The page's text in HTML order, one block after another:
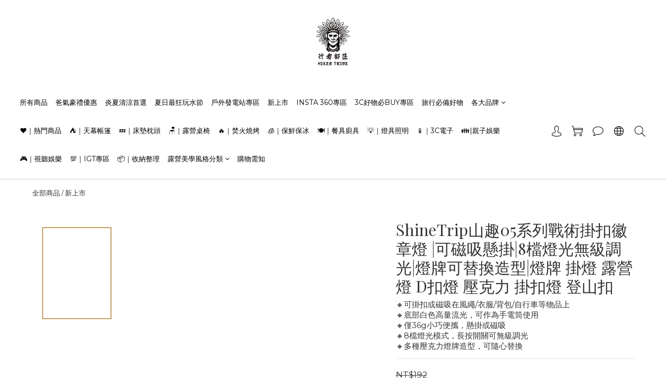
所有商品 爸氣豪禮優惠 炎夏清涼首選 夏日最狂玩水節 戶外發電站專區 新上市 INSTA 360專區 3C好物必BUY專區 旅行必備好物 各大品牌
❤️｜熱門商品 ⛺️｜天幕帳篷 💤｜床墊枕頭 🪑｜露營桌椅 🔥｜焚火燒烤 🧊｜保鮮保冰 🍽️｜餐具廚具 💡｜燈具照明 📱｜3C電子 👪|親子娛樂
🎮｜視聽娛樂 💯｜IGT專區 📦｜收納整理 露營美學風格分類 購物需知
全部商品 /新上市
ShineTrip山趣05系列戰術掛扣徽
章燈 |可磁吸懸掛|8檔燈光無級調
光|燈牌可替換造型|燈牌 掛燈 露營
燈 D扣燈 壓克力 掛扣燈 登山扣
🔸可掛扣或磁吸在風繩/衣服/背包/自行車等物品上
🔸底部白色高量流光，可作為手電筒使用
🔸僅36g小巧便攜，懸掛或磁吸
🔸8檔燈光模式，長按開關可無級調光
🔸多種壓克力燈牌造型，可隨心替換
NT$192